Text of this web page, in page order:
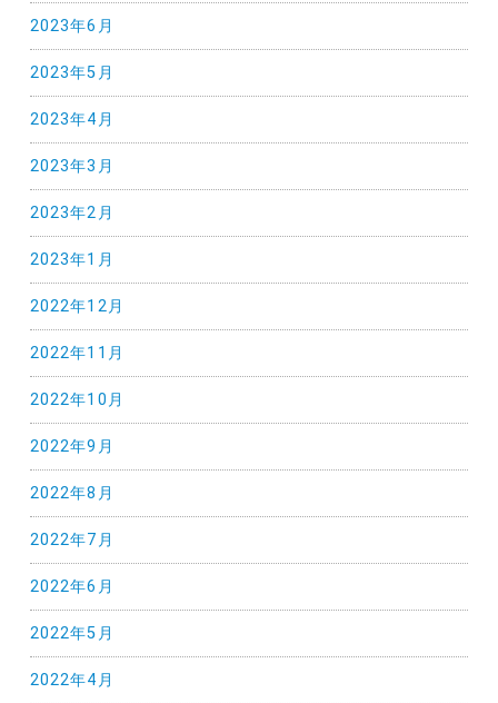
2023年6月
2023年5月
2023年4月
2023年3月
2023年2月
2023年1月
2022年12月
2022年11月
2022年10月
2022年9月
2022年8月
2022年7月
2022年6月
2022年5月
2022年4月